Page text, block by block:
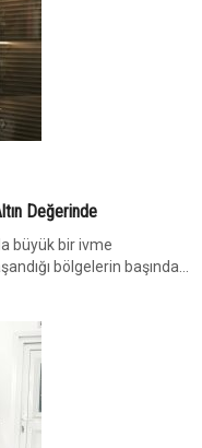
Değerinde
büyük bir ivme
bölgelerin başında...